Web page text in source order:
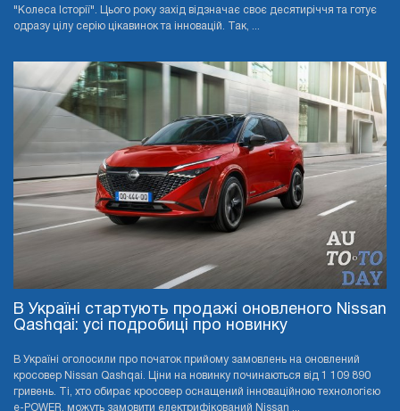
"Колеса Історії". Цього року захід відзначає своє десятиріччя та готує
одразу цілу серію цікавинок та інновацій. Так, ...
В Україні стартують продажі оновленого Nissan
Qashqai: усі подробиці про новинку
В Україні оголосили про початок прийому замовлень на оновлений
кросовер Nissan Qashqai. Ціни на новинку починаються від 1 109 890
гривень. Ті, хто обирає кросовер оснащений інноваційною технологією
e-POWER, можуть замовити електрифікований Nissan ...